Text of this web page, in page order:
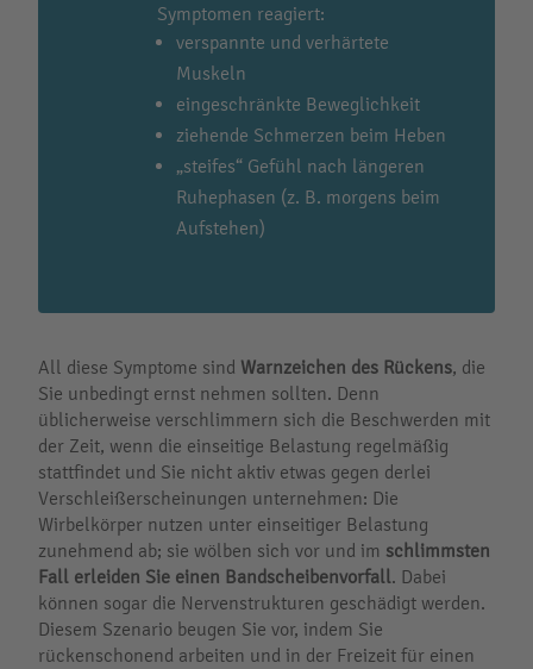
Symptomen reagiert:
verspannte und verhärtete
Muskeln
eingeschränkte Beweglichkeit
ziehende Schmerzen beim Heben
„steifes“ Gefühl nach längeren
Ruhephasen (z. B. morgens beim
Aufstehen)
All diese Symptome sind Warnzeichen des Rückens, die
Sie unbedingt ernst nehmen sollten. Denn
üblicherweise verschlimmern sich die Beschwerden mit
der Zeit, wenn die einseitige Belastung regelmäßig
stattfindet und Sie nicht aktiv etwas gegen derlei
Verschleißerscheinungen unternehmen: Die
Wirbelkörper nutzen unter einseitiger Belastung
zunehmend ab; sie wölben sich vor und im schlimmsten
Fall erleiden Sie einen Bandscheibenvorfall. Dabei
können sogar die Nervenstrukturen geschädigt werden.
Diesem Szenario beugen Sie vor, indem Sie
rückenschonend arbeiten und in der Freizeit für einen